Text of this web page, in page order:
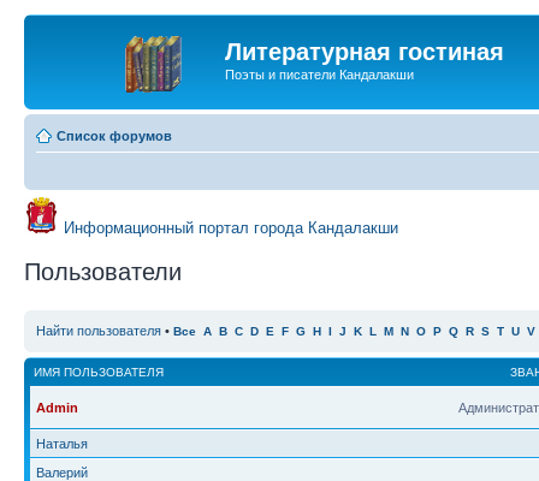
Литературная гостиная
Поэты и писатели Кандалакши
Список форумов
Информационный портал города Кандалакши
Пользователи
Найти пользователя • Все A B C D E F G H I J K L M N O P Q R S T U V
ИМЯ ПОЛЬЗОВАТЕЛЯ
Admin
Наталья
Валерий